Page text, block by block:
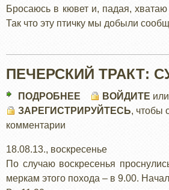
Бросаюсь в кювет и, падая,
Так что эту птичку мы добыли
ПЕЧЕРСКИЙ ТРАКТ:
ПОДРОБНЕЕ
ПЕЧЕРСКИЙ
ВОЙДИТЕ или
ЗАРЕГИСТРИРУЙТЕСЬ, чтобы
комментарии
18.08.13., воскресенье
По случаю воскресенья
меркам этого похода – в 9.00.